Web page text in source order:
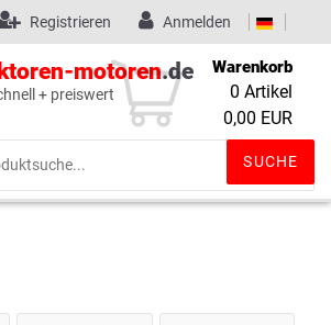
Wunschliste (0)
Anmelden
Registrieren
motoren.de
+ preiswert
SUCHE
Warenkorb
0 Artikel
0,00 EUR